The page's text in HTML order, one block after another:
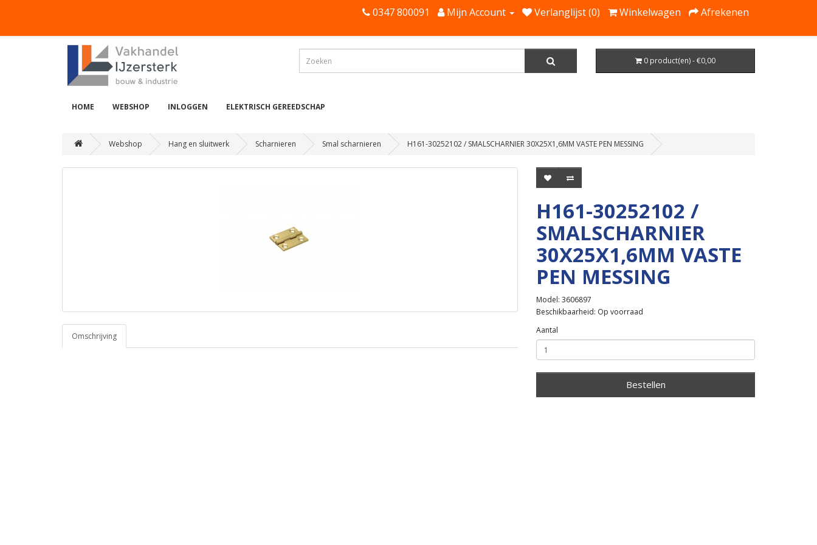
0347 800091 Mijn Account Verlanglijst (0) Winkelwagen Afrekenen
0 product(en) - €0,00
HOME WEBSHOP INLOGGEN ELEKTRISCH GEREEDSCHAP
Webshop Hang en sluitwerk Scharnieren Smal scharnieren H161-30252102 / SMALSCHARNIER 30X25X1,6MM VASTE PEN MESSING
Omschrijving
H161-30252102 /
SMALSCHARNIER
30X25X1,6MM VASTE
PEN MESSING
Model: 3606897
Beschikbaarheid: Op voorraad
Aantal
Bestellen